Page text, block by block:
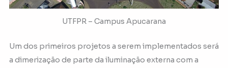
UTFPR – Campus Apucarana
Um dos primeiros projetos a serem implementados será
a dimerização de parte da iluminação externa com a